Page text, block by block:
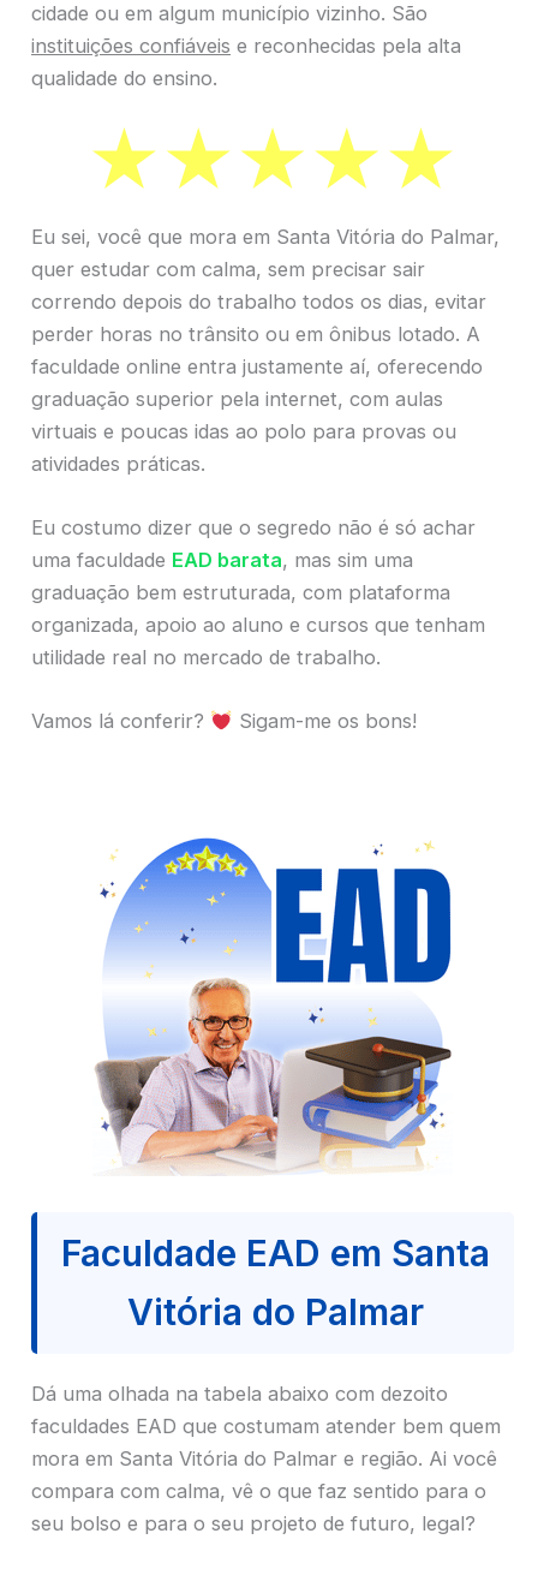
cidade ou em algum município vizinho. São
instituições confiáveis e reconhecidas pela alta
qualidade do ensino.
Eu sei, você que mora em Santa Vitória do Palmar,
quer estudar com calma, sem precisar sair
correndo depois do trabalho todos os dias, evitar
perder horas no trânsito ou em ônibus lotado. A
faculdade online entra justamente aí, oferecendo
graduação superior pela internet, com aulas
virtuais e poucas idas ao polo para provas ou
atividades práticas.
Eu costumo dizer que o segredo não é só achar
uma faculdade EAD barata, mas sim uma
graduação bem estruturada, com plataforma
organizada, apoio ao aluno e cursos que tenham
utilidade real no mercado de trabalho.
Vamos lá conferir? Sigam-me os bons!
Faculdade EAD em Santa
Vitória do Palmar
Dá uma olhada na tabela abaixo com dezoito
faculdades EAD que costumam atender bem quem
mora em Santa Vitória do Palmar e região. Ai você
compara com calma, vê o que faz sentido para o
seu bolso e para o seu projeto de futuro, legal?